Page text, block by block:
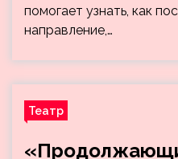
помогает узнать, как
направление,…
Театр